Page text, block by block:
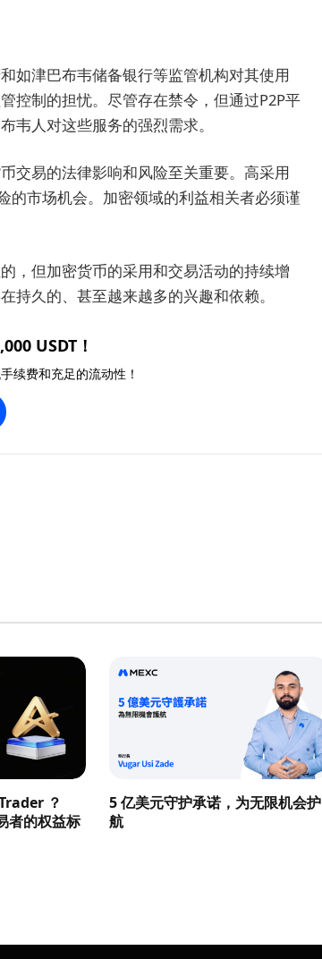
如津巴布韦储备银行等监管机构对其使用
控制的担忧。尽管存在禁令，但通过P2P平
韦人对这些服务的强烈需求。
交易的法律影响和风险至关重要。高采用
的市场机会。加密领域的利益相关者必须谨
，但加密货币的采用和交易活动的持续增
持久的、甚至越来越多的兴趣和依赖。
USDT！
续费和充足的流动性！
？
的权益标
5 亿美元守护承诺，为无限机会护
航